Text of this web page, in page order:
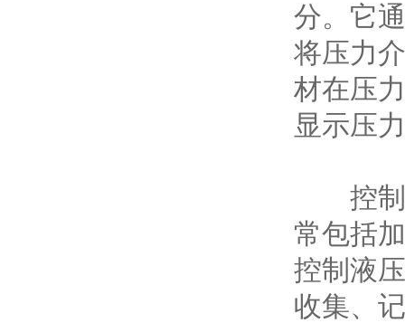
分。它
将压力
材在压
显示压
控制
常包括
控制液
收集、